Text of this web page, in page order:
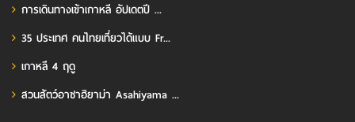
การเดินทางเข้าเกาหลี อัปเดตปี ...
35 ประเทศ คนไทยเที่ยวได้แบบ Fr...
เกาหลี 4 ฤดู
สวนสัตว์อาซาฮิยาม่า Asahiyama ...